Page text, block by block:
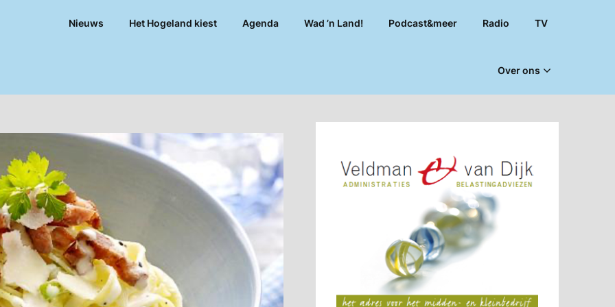
Nieuws Het Hogeland kiest Agenda Wad ’n Land! Podcast&meer Radio TV
Over ons